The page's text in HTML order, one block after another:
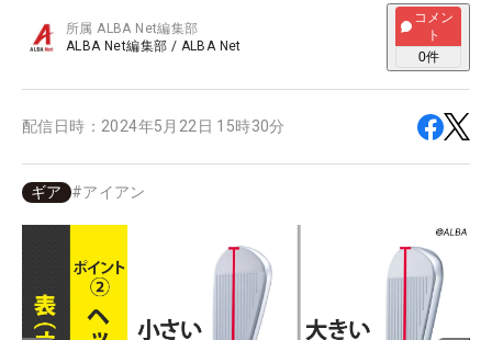
所属ALBA Net編集部
ALBA Net編集部 / ALBA Net
コメン
ト
0件
配信日時： 2024年5月22日 15時30分
ギア #アイアン